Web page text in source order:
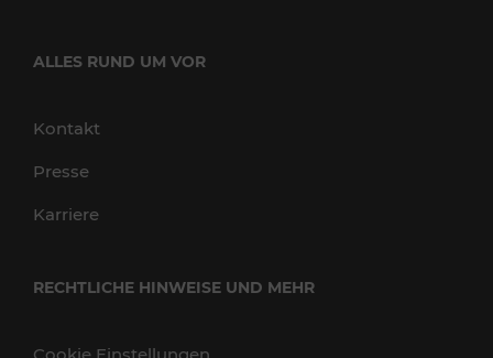
ALLES RUND UM VOR
Kontakt
Presse
Karriere
RECHTLICHE HINWEISE UND MEHR